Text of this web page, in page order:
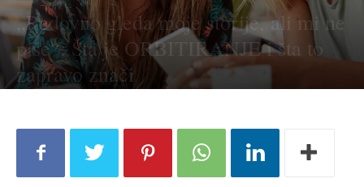
„Redovno gleda moje storije, ali mi ne
piše“: Šta je ORBITIRANJE i šta to
zapravo znači